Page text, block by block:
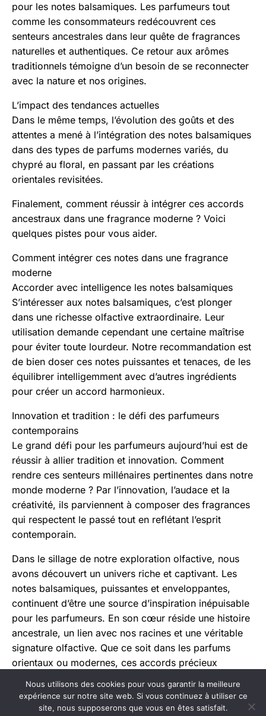
pour les notes balsamiques. Les parfumeurs tout
comme les consommateurs redécouvrent ces
senteurs ancestrales dans leur quête de fragrances
naturelles et authentiques. Ce retour aux arômes
traditionnels témoigne d’un besoin de se reconnecter
avec la nature et nos origines.
L’impact des tendances actuelles
Dans le même temps, l’évolution des goûts et des
attentes a mené à l’intégration des notes balsamiques
dans des types de parfums modernes variés, du
chypré au floral, en passant par les créations
orientales revisitées.
Finalement, comment réussir à intégrer ces accords
ancestraux dans une fragrance moderne ? Voici
quelques pistes pour vous aider.
Comment intégrer ces notes dans une fragrance
moderne
Accorder avec intelligence les notes balsamiques
S’intéresser aux notes balsamiques, c’est plonger
dans une richesse olfactive extraordinaire. Leur
utilisation demande cependant une certaine maîtrise
pour éviter toute lourdeur. Notre recommandation est
de bien doser ces notes puissantes et tenaces, de les
équilibrer intelligemment avec d’autres ingrédients
pour créer un accord harmonieux.
Innovation et tradition : le défi des parfumeurs
contemporains
Le grand défi pour les parfumeurs aujourd’hui est de
réussir à allier tradition et innovation. Comment
rendre ces senteurs millénaires pertinentes dans notre
monde moderne ? Par l’innovation, l’audace et la
créativité, ils parviennent à composer des fragrances
qui respectent le passé tout en reflétant l’esprit
contemporain.
Dans le sillage de notre exploration olfactive, nous
avons découvert un univers riche et captivant. Les
notes balsamiques, puissantes et enveloppantes,
continuent d’être une source d’inspiration inépuisable
pour les parfumeurs. En son cœur réside une histoire
ancestrale, un lien avec nos racines et une véritable
signature olfactive. Que ce soit dans les parfums
orientaux ou modernes, ces accords précieux
compositions. Continuons d’explorer, de sentir et de
se laisser surprendre par la magie des senteurs
Nous utilisons des cookies pour vous garantir la meilleure
expérience sur notre site web. Si vous continuez à utiliser ce
site, nous supposerons que vous en êtes satisfait.